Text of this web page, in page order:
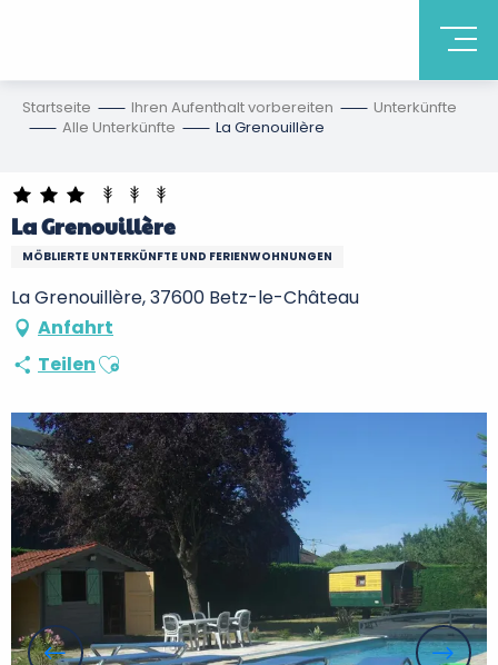
Startseite Ihren Aufenthalt vorbereiten
Unterkünfte
Alle Unterkünfte
La Grenouillère
La Grenouillère
MÖBLIERTE UNTERKÜNFTE UND FERIENWOHNUNGEN
La Grenouillère, 37600 Betz-le-Château
Anfahrt
TeilenAjouter aux favoris